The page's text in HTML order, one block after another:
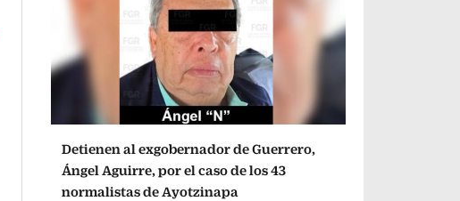
Detienen al exgobernador de Guerrero,
Ángel Aguirre, por el caso de los 43
normalistas de Ayotzinapa